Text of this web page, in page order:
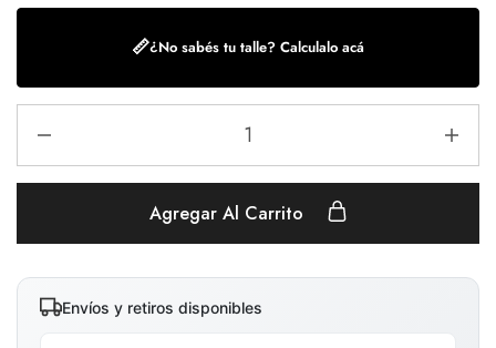
📏¿No sabés tu talle? Calculalo acá
Agregar Al Carrito
Envíos y retiros disponibles